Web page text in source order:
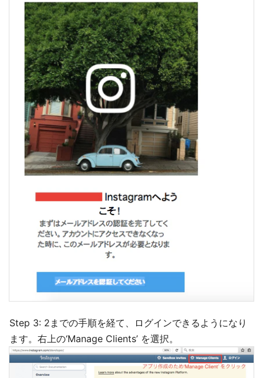
Step 3: 2までの手順を経て、ログインできるようになり
ます。右上の‘Manage Clients’ を選択。